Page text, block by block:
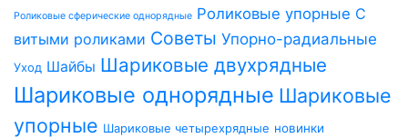
Роликовые сферические однорядные Роликовые упорные С
витыми роликами Советы Упорно-радиальные
Уход Шайбы Шариковые двухрядные
Шариковые однорядные Шариковые
упорные Шариковые четырехрядные новинки